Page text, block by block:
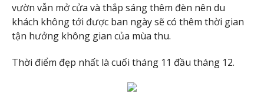
vườn vẫn mở cửa và thắp sáng thêm đèn nên du
khách không tới được ban ngày sẽ có thêm thời gian
tận hưởng không gian của mùa thu.
Thời điểm đẹp nhất là cuối tháng 11 đầu tháng 12.